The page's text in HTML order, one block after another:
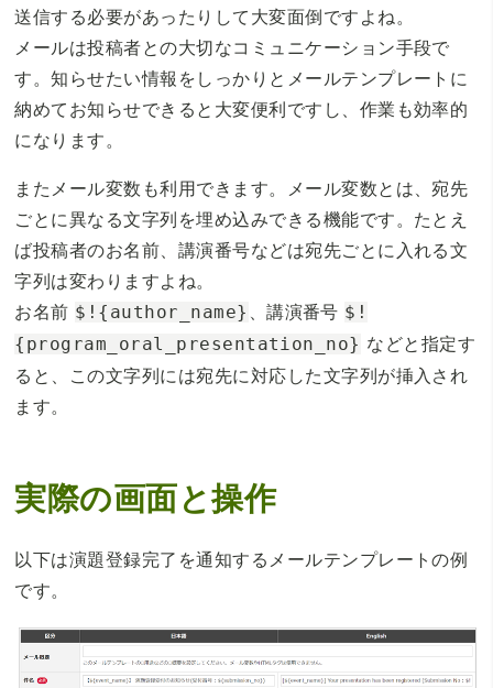
送信する必要があったりして大変面倒ですよね。
メールは投稿者との大切なコミュニケーション手段で
す。知らせたい情報をしっかりとメールテンプレートに
納めてお知らせできると大変便利ですし、作業も効率的
になります。
またメール変数も利用できます。メール変数とは、宛先
ごとに異なる文字列を埋め込みできる機能です。たとえ
ば投稿者のお名前、講演番号などは宛先ごとに入れる文
字列は変わりますよね。
お名前 $!{author_name} 、講演番号 $!
{program_oral_presentation_no} などと指定す
ると、この文字列には宛先に対応した文字列が挿入され
ます。
実際の画面と操作
以下は演題登録完了を通知するメールテンプレートの例
です。